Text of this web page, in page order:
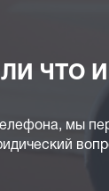
ЧТО
мы